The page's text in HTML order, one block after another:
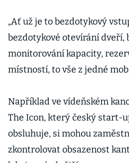
„Ať už je to bezdotykový
bezdotykové otevírání dveří,
monitorování kapacity,
místností, to vše z jedné
Například ve vídeňském
The Icon, který český start-
obsluhuje, si mohou
zkontrolovat obsazenost